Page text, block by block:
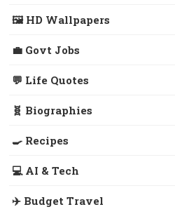
🖼️ HD Wallpapers
💼 Govt Jobs
💬 Life Quotes
🧬 Biographies
🍳 Recipes
💻 AI & Tech
✈️ Budget Travel